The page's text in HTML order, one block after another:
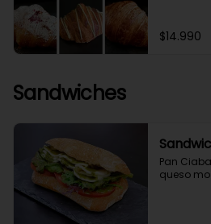
$14.990
Sandwiches
Pan
queso